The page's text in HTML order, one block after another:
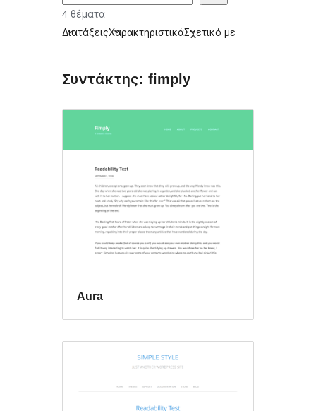
4 θέματα
ΔιατάξειςΧαρακτηριστικάΣχετικό με
Συντάκτης: fimply
Aura